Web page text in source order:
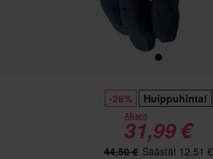
-28% Huippuhinta!
Alkaen
31,99 €
44,50 € Säästät 12,51 €